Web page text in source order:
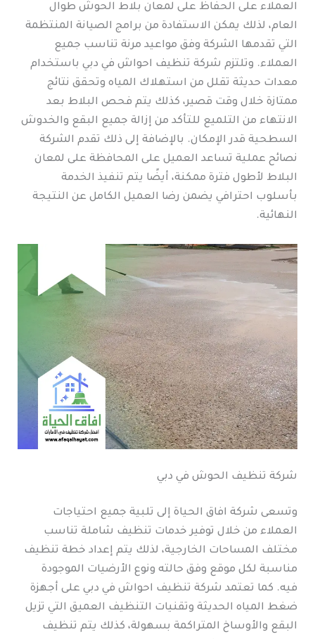
العملاء على الحفاظ على لمعان بلاط الحوش طوال
العام، لذلك يمكن الاستفادة من برامج الصيانة المنتظمة
التي تقدمها الشركة وفق مواعيد مرنة تناسب جميع
العملاء. وتلتزم شركة تنظيف احواش في دبي باستخدام
معدات حديثة تقلل من استهلاك المياه وتحقق نتائج
ممتازة خلال وقت قصير، كذلك يتم فحص البلاط بعد
الانتهاء من التلميع للتأكد من إزالة جميع البقع والخدوش
السطحية قدر الإمكان. بالإضافة إلى ذلك تقدم الشركة
نصائح عملية تساعد العميل على المحافظة على لمعان
البلاط لأطول فترة ممكنة، أيضًا يتم تنفيذ الخدمة
بأسلوب احترافي يضمن رضا العميل الكامل عن النتيجة
النهائية.
شركة تنظيف الحوش في دبي
وتسعى شركة افاق الحياة إلى تلبية جميع احتياجات
العملاء من خلال توفير خدمات تنظيف شاملة تناسب
مختلف المساحات الخارجية، لذلك يتم إعداد خطة تنظيف
مناسبة لكل موقع وفق حالته ونوع الأرضيات الموجودة
فيه. كما تعتمد شركة تنظيف احواش في دبي على أجهزة
ضغط المياه الحديثة وتقنيات التنظيف العميق التي تزيل
البقع والأوساخ المتراكمة بسهولة، كذلك يتم تنظيف